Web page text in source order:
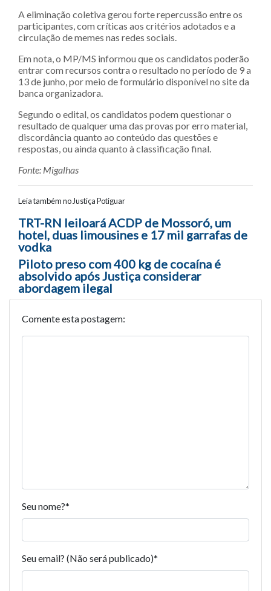
A eliminação coletiva gerou forte repercussão entre os
participantes, com críticas aos critérios adotados e a
circulação de memes nas redes sociais.
Em nota, o MP/MS informou que os candidatos poderão
entrar com recursos contra o resultado no período de 9 a
13 de junho, por meio de formulário disponível no site da
banca organizadora.
Segundo o edital, os candidatos podem questionar o
resultado de qualquer uma das provas por erro material,
discordância quanto ao conteúdo das questões e
respostas, ou ainda quanto à classificação final.
Fonte: Migalhas
Leia também no Justiça Potiguar
Navegação entre posts
TRT-RN leiloará ACDP de Mossoró, um
hotel, duas limousines e 17 mil garrafas de
vodka
Piloto preso com 400 kg de cocaína é
absolvido após Justiça considerar
abordagem ilegal
Comente esta postagem:
Seu nome?*
Seu email? (Não será publicado)*